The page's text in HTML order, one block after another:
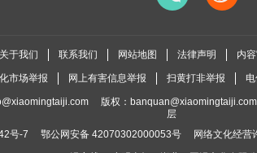
关于我们 联系我们 网站地图 法律声明 内
市场举报 网上有害信息举报 扫黄打非举报
版权： banquan@xiaomingtaiji.com
层
号-7
鄂公网安备 42070302000053号 网络文化经营